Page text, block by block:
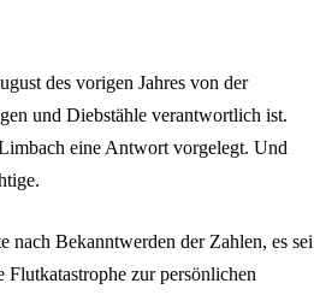
des vorigen Jahres von der
und Diebstähle verantwortlich ist.
eine Antwort vorgelegt. Und
Bekanntwerden der Zahlen, es sei
Flutkatastrophe zur persönlichen